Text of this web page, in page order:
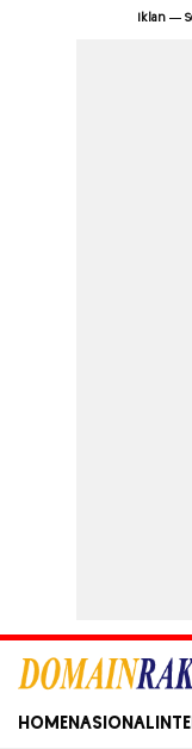
Iklan —
Domain Rakyat
Berita Hari Ini
HOME NASIONAL